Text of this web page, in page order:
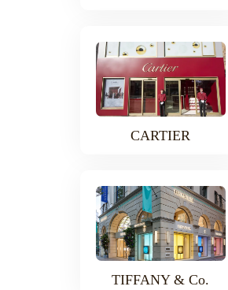
CARTIER
TIFFANY & Co.